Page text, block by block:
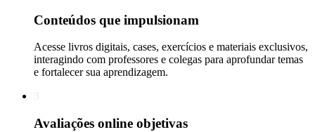
Conteúdos que impulsionam
Acesse livros digitais, cases, exercícios e materiais exclusivos,
interagindo com professores e colegas para aprofundar temas
e fortalecer sua aprendizagem.
Avaliações online objetivas